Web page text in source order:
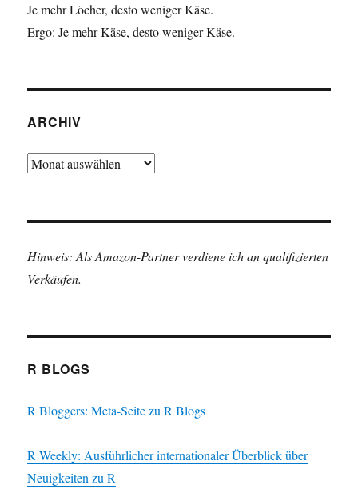
Je mehr Löcher, desto weniger Käse.
Ergo: Je mehr Käse, desto weniger Käse.
ARCHIV
Archiv
Hinweis: Als Amazon-Partner verdiene ich an qualifizierten
Verkäufen.
R BLOGS
R Bloggers: Meta-Seite zu R Blogs
R Weekly: Ausführlicher internationaler Überblick über
Neuigkeiten zu R